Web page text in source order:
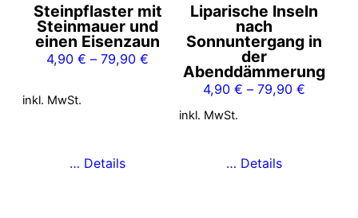
Steinpflaster mit
Steinmauer und
einen Eisenzaun
4,90€ –79,90€
inkl. MwSt.
… Details
Varianten
auf.
können
Liparische Inseln
nach
Sonnuntergang in
der
Abenddämmerung
4,90€ –79,90€
inkl. MwSt.
… Details
Varianten
auf.
Optionen
können
auf